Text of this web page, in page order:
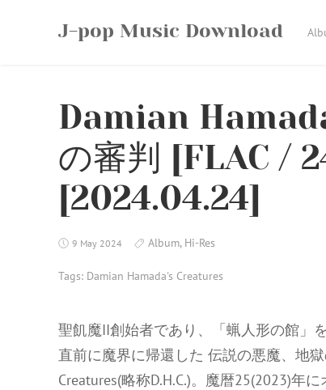
J-pop Music Download
Damian
の審判 [FLAC /
[2024.04.24]
9 May 2024 Album, Hi-Res
Tags: Damian Hamada's Creatures
聖飢魔II創始者であり、「蝋人形の館」
直前に魔界に帰還した 伝説の悪魔、地
Creatures(略称D.H.C.)。魔暦25(2023)年